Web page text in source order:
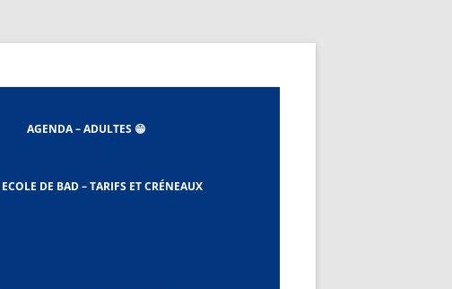
AGENDA – ADULTES 😁
ECOLE DE BAD – TARIFS ET CRÉNEAUX